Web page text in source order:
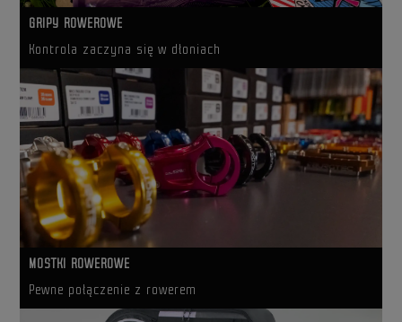
GRIPY ROWEROWE
Kontrola zaczyna się w dłoniach
MOSTKI ROWEROWE
Pewne połączenie z rowerem